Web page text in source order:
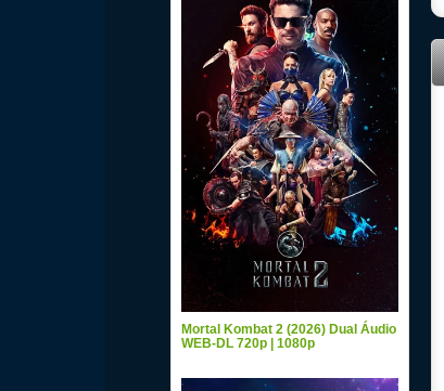
Mortal Kombat 2 (2026) Dual Áudio
WEB-DL 720p | 1080p